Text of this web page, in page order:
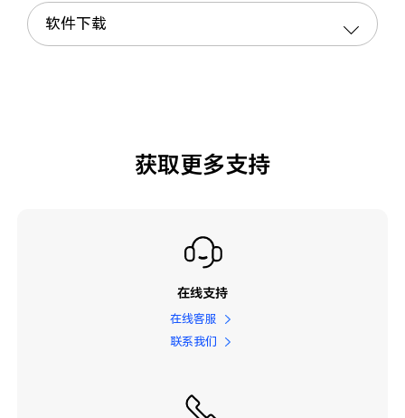
软件下载
获取更多支持
在线支持
在线客服
联系我们